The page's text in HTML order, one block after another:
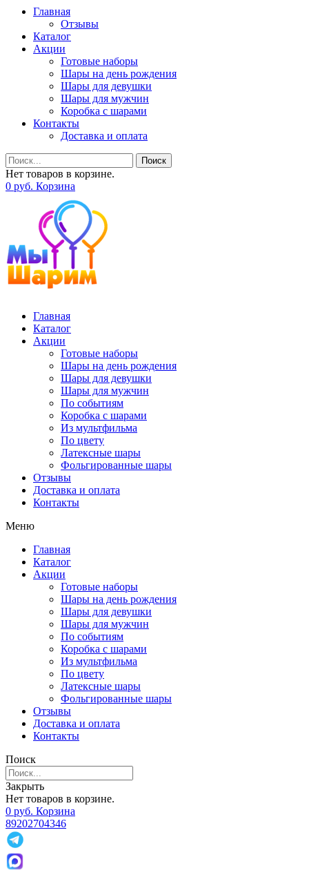
Главная
Отзывы
Каталог
Акции
Готовые наборы
Шары на день рождения
Шары для девушки
Шары для мужчин
Коробка с шарами
Контакты
Доставка и оплата
Поиск
Нет товаров в корзине.
0 руб. Корзина
Главная
Каталог
Акции
Готовые наборы
Шары на день рождения
Шары для девушки
Шары для мужчин
По событиям
Коробка с шарами
Из мультфильма
По цвету
Латексные шары
Фольгированные шары
Отзывы
Доставка и оплата
Контакты
Меню
Главная
Каталог
Акции
Готовые наборы
Шары на день рождения
Шары для девушки
Шары для мужчин
По событиям
Коробка с шарами
Из мультфильма
По цвету
Латексные шары
Фольгированные шары
Отзывы
Доставка и оплата
Контакты
Поиск
Закрыть
Нет товаров в корзине.
0 руб. Корзина
89202704346